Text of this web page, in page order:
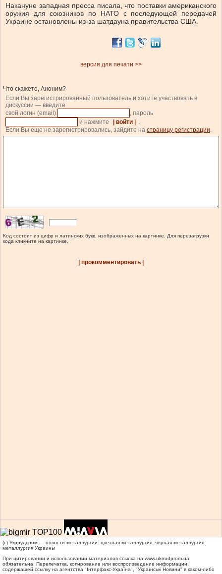
Накануне западная пресса писала, что поставки американского
оружия для союзников по НАТО с последующей передачей
Украине остановлены из-за шатдауна правительства США.
версия для печати >>
Что скажете, Аноним?
Если Вы зарегистрированный пользователь и хотите участвовать в
дискуссии — введите
свой логин (email)
, пароль
и нажмите
| войти |
.
Если Вы еще не зарегистрировались, зайдите на страницу регистрации.
Код состоит из цифр и латинских букв, изображенных на картинке. Для перезагрузки
кода кликните на картинке.
| прокомментировать |
(c) Укррудпром — новости металлургии: цветная металлургия, черная металлургия,
металлургия Украины
При цитировании и использовании материалов ссылка на www.ukrrudprom.ua
обязательна. Перепечатка, копирование или воспроизведение информации,
содержащей ссылку на агентства "Iнтерфакс-Україна", "Українськi Новини" в каком-либо